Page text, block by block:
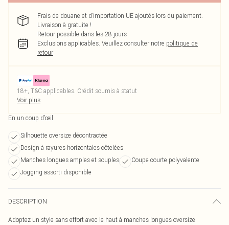
Frais de douane et d’importation UE ajoutés lors du paiement.
Livraison à gratuite !
Retour possible dans les 28 jours
Exclusions applicables. Veuillez consulter notre politique de
retour
18+, T&C applicables. Crédit soumis à statut
Voir plus
En un coup d’œil
Silhouette oversize décontractée
Design à rayures horizontales côtelées
Manches longues amples et souples
Coupe courte polyvalente
Jogging assorti disponible
DESCRIPTION
Adoptez un style sans effort avec le haut à manches longues oversize